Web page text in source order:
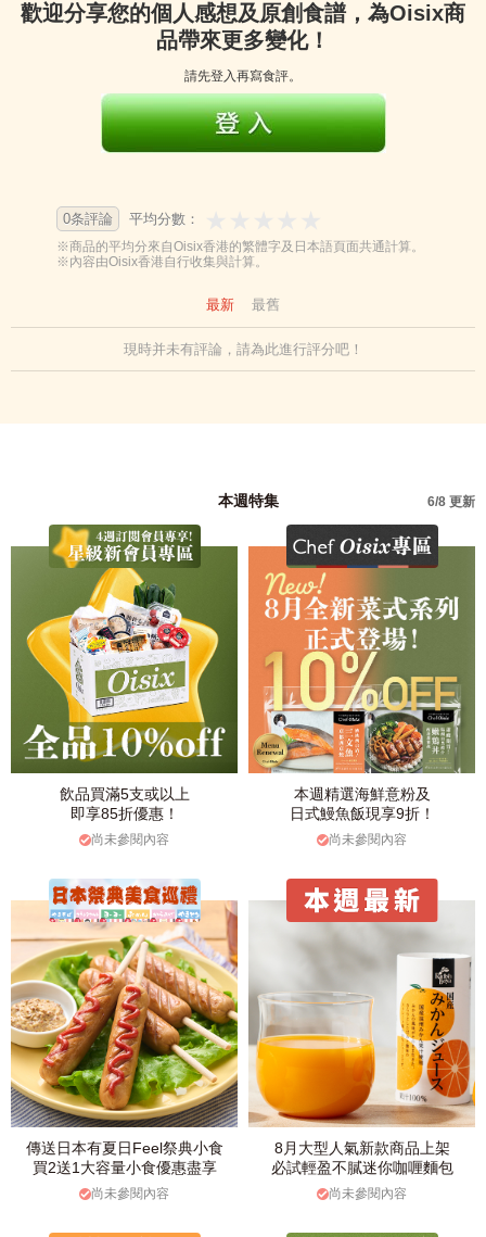
歡迎分享您的個人感想及原創食譜，為Oisix商
品帶來更多變化！
請先登入再寫食評。
最新 最舊
0条評論 平均分數：
※商品的平均分來自Oisix香港的繁體字及日本語頁面共通計算。
※內容由Oisix香港自行收集與計算。
現時并未有評論，請為此進行評分吧！
本週特集 6/8 更新
飲品買滿5支或以上
即享85折優惠！
尚未參閱內容
本週精選海鮮意粉及
日式鰻魚飯現享9折！
尚未參閱內容
傳送日本有夏日Feel祭典小食
買2送1大容量小食優惠盡享
尚未參閱內容
8月大型人氣新款商品上架
必試輕盈不膩迷你咖喱麵包
尚未參閱內容